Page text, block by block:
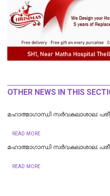
OTHER NEWS IN THIS
മഹാത്മാഗാന്ധി സർവകലാശാല:
READ MORE
മഹാത്മാഗാന്ധി സർവകലാശാല:
READ MORE